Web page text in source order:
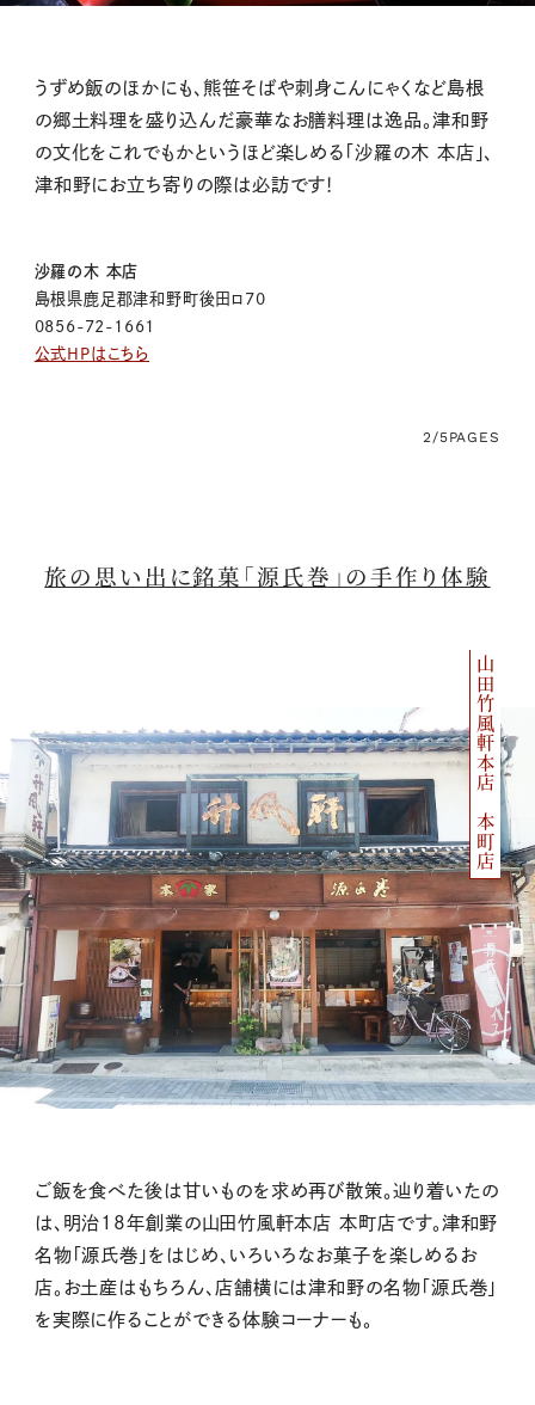
うずめ飯のほかにも、熊笹そばや刺身こんにゃくなど島根
の郷土料理を盛り込んだ豪華なお膳料理は逸品。津和野
の文化をこれでもかというほど楽しめる
「沙羅の木 本店」、
津和野にお立ち寄りの際は必訪です！
沙羅の木 本店
島根県鹿足郡津和野町後田ロ70
0856-72-1661
公式HPはこちら
2/5PAGES
旅の思い出に銘菓 「源氏巻」の手作り体験
山田竹風軒本店 本町店
ご飯を食べた後は甘いものを求め再び散策。辿り着いたの
は、明治18年創業の山田竹風軒本店 本町店です。津和野
名物「源氏巻」をはじめ、いろいろなお菓子を楽しめるお
店。お土産はもちろん、店舗横には津和野の名物「源氏巻」
を実際に作ることができる体験コーナーも。